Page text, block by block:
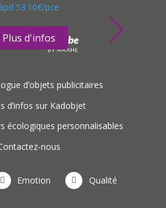
àpd 53.10€/pce
Plus d'infos
d’objets publicitaires
d’infos sur Kadobjet
écologiques personnalisables
nous
Emotion Qualité